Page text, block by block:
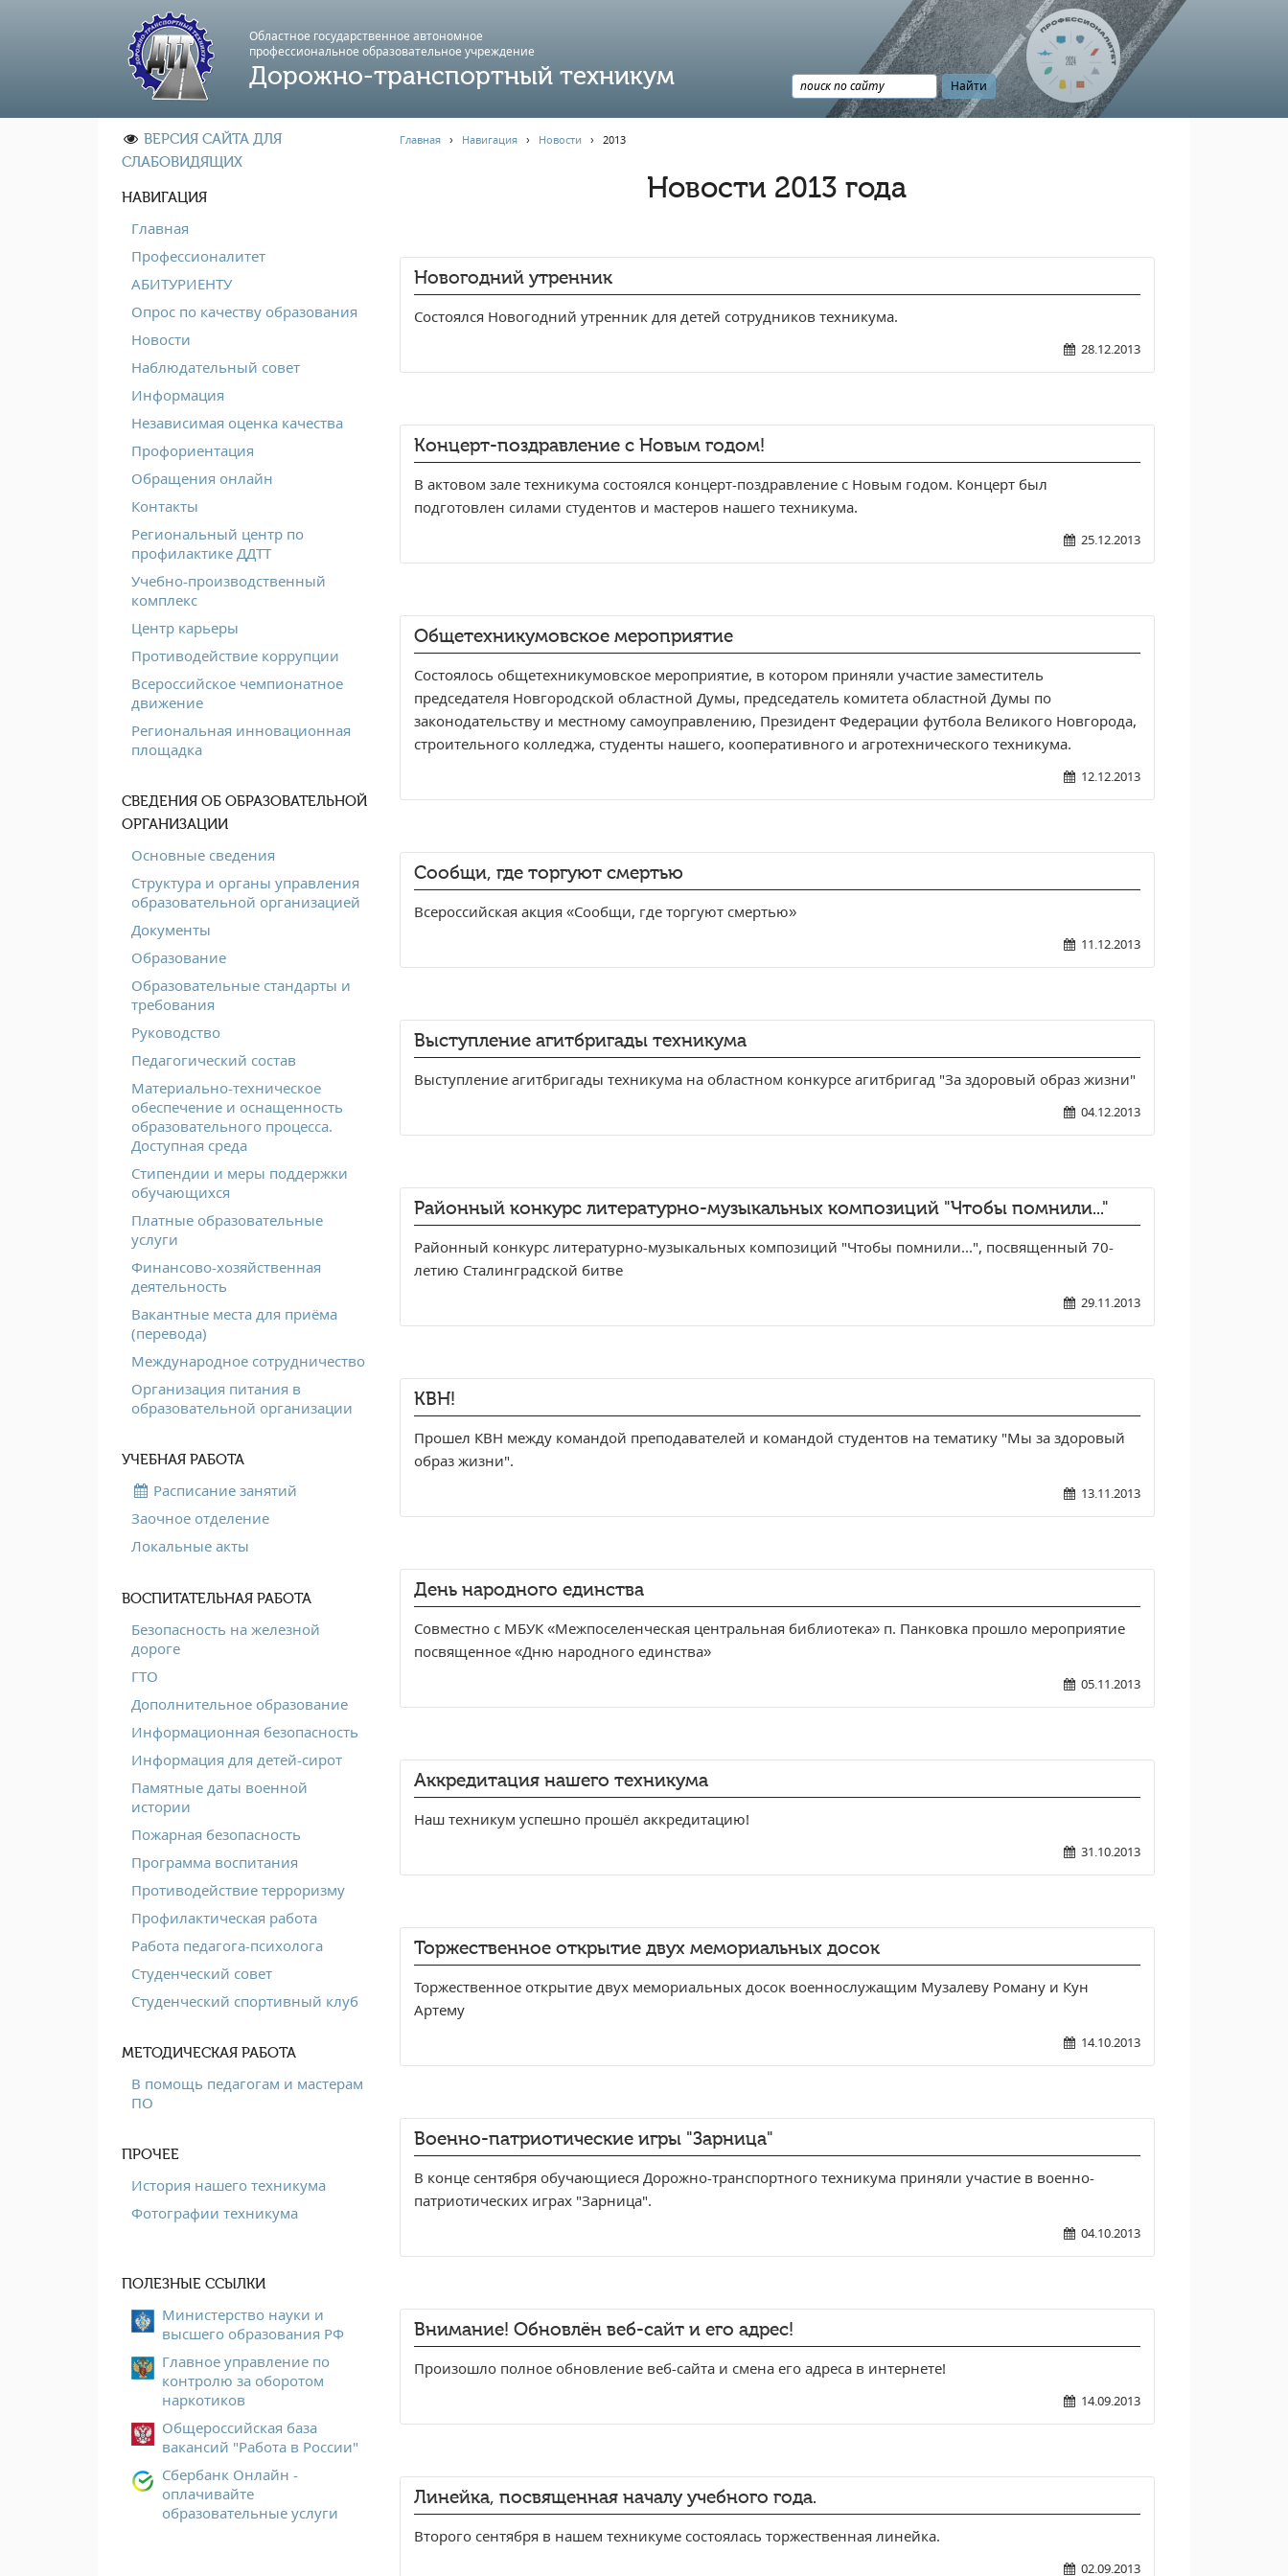
Областное государственное автономное
профессиональноe образовательное учреждение
Дорожно-транспортный техникум
ВЕРСИЯ САЙТА ДЛЯ
СЛАБОВИДЯЩИХ
НАВИГАЦИЯ
Главная
Профессионалитет
АБИТУРИЕНТУ
Опрос по качеству образования
Новости
Наблюдательный совет
Информация
Независимая оценка качества
Профориентация
Обращения онлайн
Контакты
Региональный центр по
профилактике ДДТТ
Учебно-производственный
комплекс
Центр карьеры
Противодействие коррупции
Всероссийское чемпионатное
движение
Региональная инновационная
площадка
СВЕДЕНИЯ ОБ ОБРАЗОВАТЕЛЬНОЙ
ОРГАНИЗАЦИИ
Основные сведения
Структура и органы управления
образовательной организацией
Документы
Образование
Образовательные стандарты и
требования
Руководство
Педагогический состав
Материально-техническое
обеспечение и оснащенность
образовательного процесса.
Доступная среда
Стипендии и меры поддержки
обучающихся
Платные образовательные
услуги
Финансово-хозяйственная
деятельность
Вакантные места для приёма
(перевода)
Международное сотрудничество
Организация питания в
образовательной организации
УЧЕБНАЯ РАБОТА
Расписание занятий
Заочное отделение
Локальные акты
ВОСПИТАТЕЛЬНАЯ РАБОТА
Безопасность на железной
дороге
ГТО
Дополнительное образование
Информационная безопасность
Информация для детей-сирот
Памятные даты военной
истории
Пожарная безопасность
Программа воспитания
Противодействие терроризму
Профилактическая работа
Работа педагога-психолога
Студенческий совет
Студенческий спортивный клуб
МЕТОДИЧЕСКАЯ РАБОТА
В помощь педагогам и мастерам
ПО
ПРОЧЕЕ
История нашего техникума
Фотографии техникума
ПОЛЕЗНЫЕ ССЫЛКИ
Министерство науки и
высшего образования РФ
Главное управление по
контролю за оборотом
наркотиков
Общероссийская база
вакансий "Работа в России"
Сбербанк Онлайн -
оплачивайте
образовательные услуги
Главная› Навигация› Новости › 2013
Новости 2013 года
Новогодний утренник
Состоялся Новогодний утренник для детей сотрудников техникума.
28.12.2013
Концерт-поздравление с Новым годом!
В актовом зале техникума состоялся концерт-поздравление с Новым годом. Концерт был
подготовлен силами студентов и мастеров нашего техникума.
25.12.2013
Общетехникумовское мероприятие
Состоялось общетехникумовское мероприятие, в котором приняли участие заместитель
председателя Новгородской областной Думы, председатель комитета областной Думы по
законодательству и местному самоуправлению, Президент Федерации футбола Великого Новгорода,
строительного колледжа, студенты нашего, кооперативного и агротехнического техникума.
12.12.2013
Сообщи, где торгуют смертью
Всероссийская акция «Сообщи, где торгуют смертью»
11.12.2013
Выступление агитбригады техникума
Выступление агитбригады техникума на областном конкурсе агитбригад "За здоровый образ жизни"
04.12.2013
Районный конкурс литературно-музыкальных композиций "Чтобы помнили..."
Районный конкурс литературно-музыкальных композиций "Чтобы помнили...", посвященный 70-
летию Сталинградской битве
29.11.2013
КВН!
Прошел КВН между командой преподавателей и командой студентов на тематику "Мы за здоровый
образ жизни".
13.11.2013
День народного единства
Совместно с МБУК «Межпоселенческая центральная библиотека» п. Панковка прошло мероприятие
посвященное «Дню народного единства»
05.11.2013
Аккредитация нашего техникума
Наш техникум успешно прошёл аккредитацию!
31.10.2013
Торжественное открытие двух мемориальных досок
Торжественное открытие двух мемориальных досок военнослужащим Музалеву Роману и Кун
Артему
14.10.2013
Военно-патриотические игры "Зарница"
В конце сентября обучающиеся Дорожно-транспортного техникума приняли участие в военно-
патриотических играх "Зарница".
04.10.2013
Внимание! Обновлён веб-сайт и его адрес!
Произошло полное обновление веб-сайта и смена его адреса в интернете!
14.09.2013
Линейка, посвященная началу учебного года.
Второго сентября в нашем техникуме состоялась торжественная линейка.
02.09.2013